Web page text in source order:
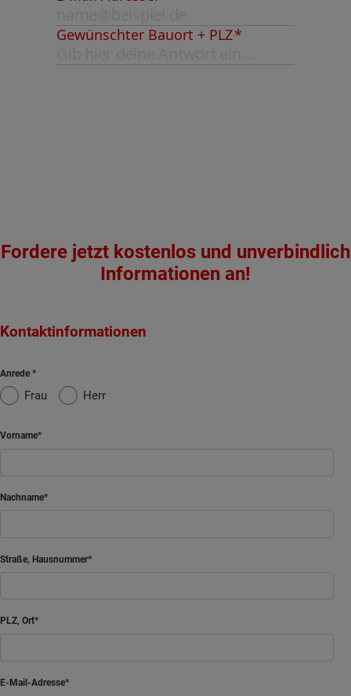
Fordere jetzt kostenlos und unverbindlich
Informationen an!
Kontaktinformationen
Anrede
Frau Herr
Vorname
Nachname
Straße, Hausnummer
PLZ, Ort
E-Mail-Adresse